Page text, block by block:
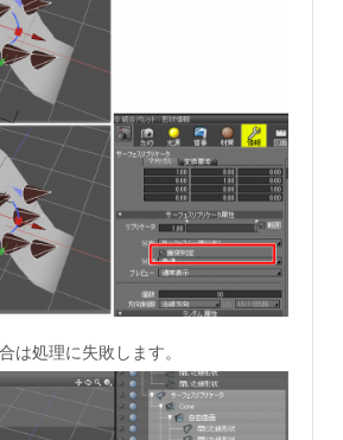
は処理に失敗します。